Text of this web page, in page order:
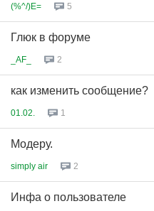
(%^/)E= 5
Глюк в форуме
_AF_ 2
как изменить сообщение?
01.02. 1
Модеру.
simply air 2
Инфа о пользователе